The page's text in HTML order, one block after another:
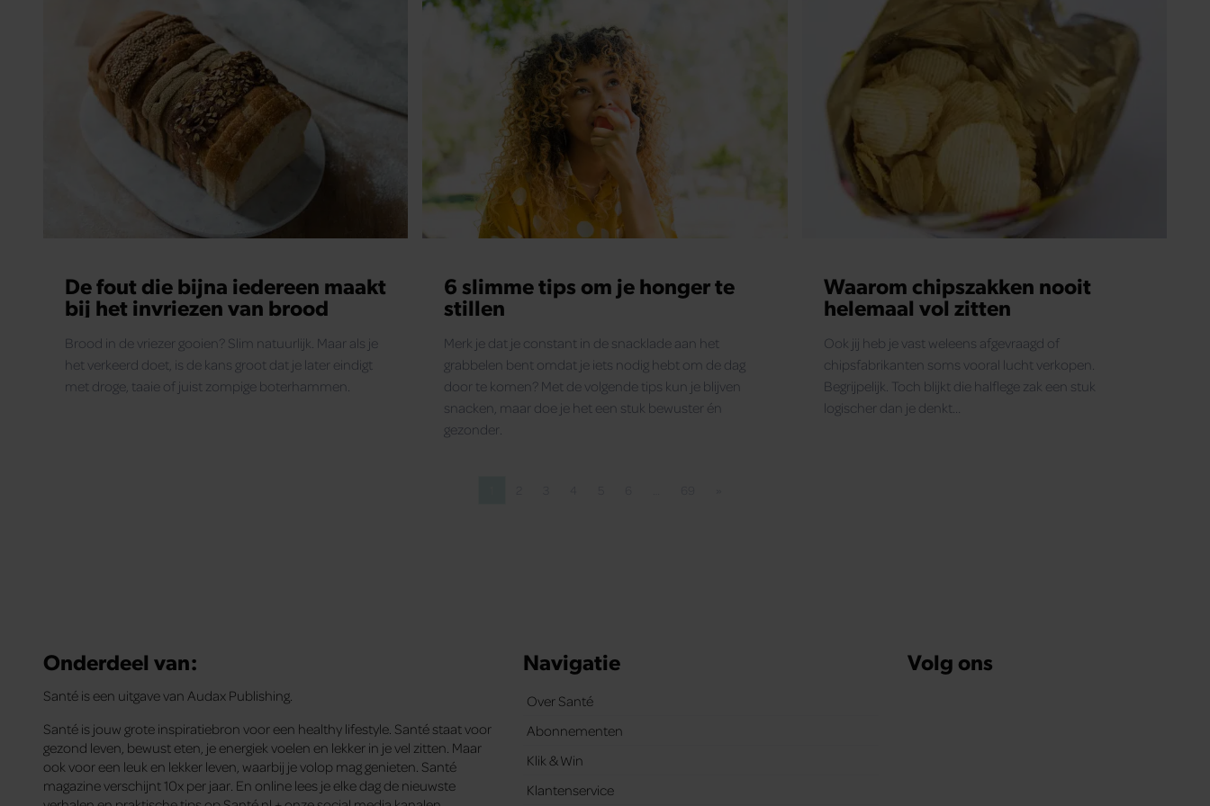
De fout die bijna iedereen maakt
bij het invriezen van brood
Brood in de vriezer gooien? Slim natuurlijk. Maar als je
het verkeerd doet, is de kans groot dat je later eindigt
met droge, taaie of juist zompige boterhammen.
6 slimme tips om je honger te
stillen
Merk je dat je constant in de snacklade aan het
grabbelen bent omdat je iets nodig hebt om de dag
door te komen? Met de volgende tips kun je blijven
snacken, maar doe je het een stuk bewuster én
gezonder.
Waarom chipszakken nooit
helemaal vol zitten
Ook jij heb je vast weleens afgevraagd of
chipsfabrikanten soms vooral lucht verkopen.
Begrijpelijk. Toch blijkt die halflege zak een stuk
logischer dan je denkt…
Onderdeel van:
Santé is een uitgave van Audax Publishing.
Santé is jouw grote inspiratiebron voor een healthy lifestyle. Santé staat voor
gezond leven, bewust eten, je energiek voelen en lekker in je vel zitten. Maar
ook voor een leuk en lekker leven, waarbij je volop mag genieten. Santé
magazine verschijnt 10x per jaar. En online lees je elke dag de nieuwste
Navigatie
Over Santé
Abonnementen
Klik & Win
Klantenservice
Volg ons